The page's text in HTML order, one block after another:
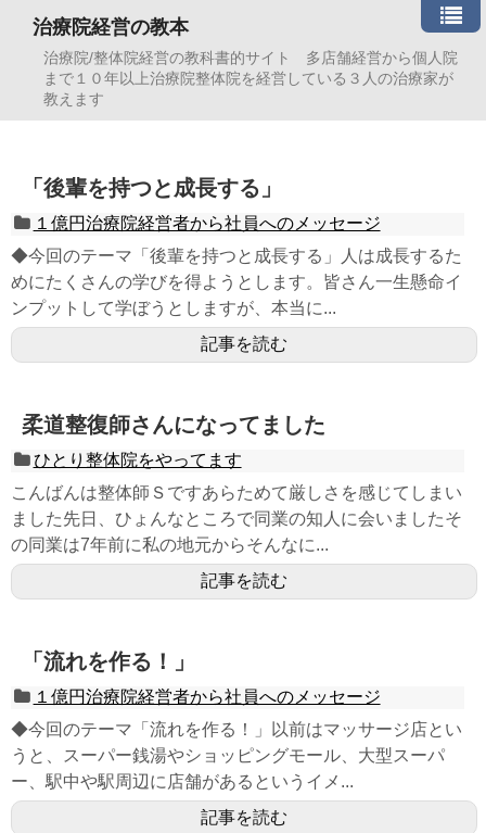
治療院経営の教本
治療院/整体院経営の教科書的サイト 多店舗経営から個人院
まで１０年以上治療院整体院を経営している３人の治療家が
教えます
「後輩を持つと成長する」
１億円治療院経営者から社員へのメッセージ
◆今回のテーマ「後輩を持つと成長する」人は成長するた
めにたくさんの学びを得ようとします。皆さん一生懸命イ
ンプットして学ぼうとしますが、本当に...
記事を読む
柔道整復師さんになってました
ひとり整体院をやってます
こんばんは整体師Ｓですあらためて厳しさを感じてしまい
ました先日、ひょんなところで同業の知人に会いましたそ
の同業は7年前に私の地元からそんなに...
記事を読む
「流れを作る！」
１億円治療院経営者から社員へのメッセージ
◆今回のテーマ「流れを作る！」以前はマッサージ店とい
うと、スーパー銭湯やショッピングモール、大型スーパ
ー、駅中や駅周辺に店舗があるというイメ...
記事を読む